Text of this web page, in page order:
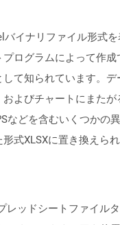
バイナリファイル形式
ログラムによって作
て知られています。
およびチャートにまた
などを含むいくつか
式XLSXに置き換えら
レッドシートファイル